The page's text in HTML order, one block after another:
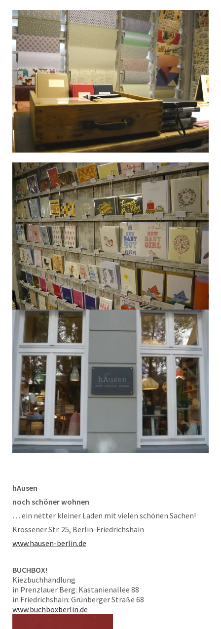
hAusen
noch schöner wohnen
… ein netter kleiner Laden mit vielen schönen Sachen!
Krossener Str. 25, Berlin-Friedrichshain
www.hausen-berlin.de
BUCHBOX!
Kiezbuchhandlung
in Prenzlauer Berg: Kastanienallee 88
in Friedrichshain: Grünberger Straße 68
www.buchboxberlin.de